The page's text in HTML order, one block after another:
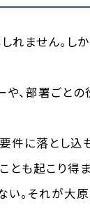
れません。
、部署ごと
に落とし込
も起こり得ま
。それが大原